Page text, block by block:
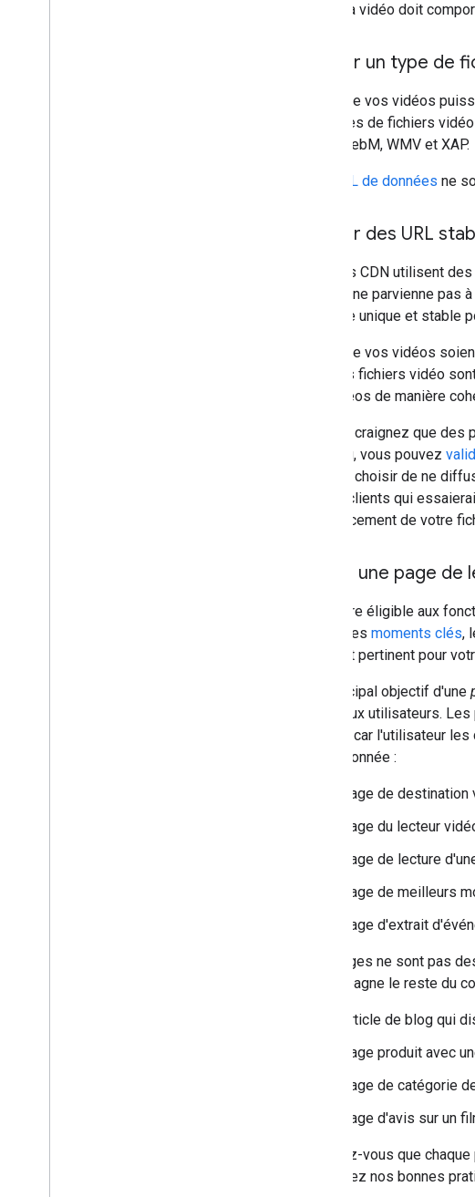
La vidéo doit
Utiliser un type de
Pour que vos vidéos
les types de fichiers vidéo
VOB, WebM, WMV et XAP.
URL de données ne
Utiliser des URL
Certains CDN utilisent
Google ne parvienne
vignette unique et stable
Pour que vos vidéos
que vos fichiers vidéo
les vidéos de manière
Si vous craignez que
contenu, vous pouvez
pouvez choisir de ne
autres clients qui
l'emplacement de votre
Créer une page
Pour être éligible aux
Vidéo, les moments clés,
cela est pertinent pour
Le principal objectif d'une
vidéo aux utilisateurs.
lecture, car l'utilisateur
vidéo donnée :
Page de destination
Page du lecteur
Page de lecture
Page de meilleurs
Page d'extrait
Ces pages ne sont pas
accompagne le reste du
Article de blog qui
Page produit avec
Page de catégorie
Page d'avis sur un
Assurez-vous que
consultez nos bonnes